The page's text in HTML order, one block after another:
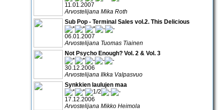
11.01.2007
Arvostelijana Mika Roth
Sub Pop - Terminal Sales vol.2. This Delicious
06.01.2007
Arvostelijana Tuomas Tiainen
Not Psycho Enough? Vol. 2 & Vol. 3
30.12.2006
Arvostelijana Ilkka Valpasvuo
Synkkien laulujen maa
17.12.2006
Arvostelijana Mikko Heimola